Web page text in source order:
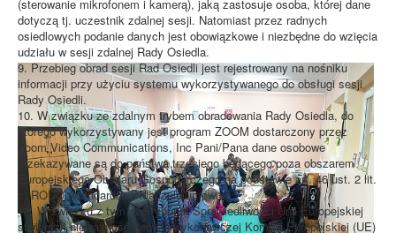
(sterowanie mikrofonem i kamerą), jaką zastosuje osoba, której dane
dotyczą tj. uczestnik zdalnej sesji. Natomiast przez radnych
osiedlowych podanie danych jest obowiązkowe i niezbędne do wzięcia
udziału w sesji zdalnej Rady Osiedla.
9. Przebieg obrad sesji Rad Osiedli jest rejestrowany na nośniku
informacji przy użyciu systemu wykorzystywanego do obsługi sesji
Rady Osiedli.
10. W związku ze zdalnym trybem obradowania Rady Osiedla, do
którego wykorzystywany jest program ZOOM dostarczony przez
Zoom Video Communications, Inc Pani/Pana dane osobowe
przekazywane są do państwa trzeciego będącego poza obszarem
Europejskiego Obszaru Gospodarczego na podstawie art. 46 ust. 2 lit.
c) RODO (standardowe klauzule umowne).
11. W związku z tym, iż Trybunał Sprawiedliwości Unii Europejskiej
stwierdził nieważność decyzji wykonawczej Komisji Europejskiej (UE)